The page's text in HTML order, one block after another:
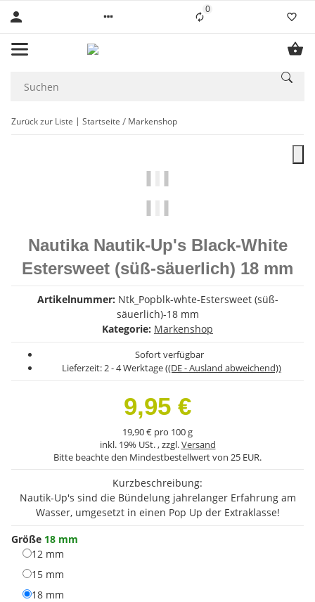
0Liste ist leer
Zurück zur Liste Startseite Markenshop
Nautika Nautik-Up's Black-White
Estersweet (süß-säuerlich) 18 mm
Artikelnummer: Ntk_Popblk-whte-Estersweet (süß-
säuerlich)-18 mm
Kategorie: Markenshop
Sofort verfügbar
Lieferzeit:2 - 4 Werktage((DE - Ausland abweichend))
9,95 €
19,90 € pro 100 g
inkl. 19% USt. , zzgl.Versand
Bitte beachte den Mindestbestellwert von 25 EUR.
Kurzbeschreibung:
Nautik-Up's sind die Bündelung jahrelanger Erfahrung am
Wasser, umgesetzt in einen Pop Up der Extraklasse!
Größe 18 mm
12 mm
15 mm
18 mm